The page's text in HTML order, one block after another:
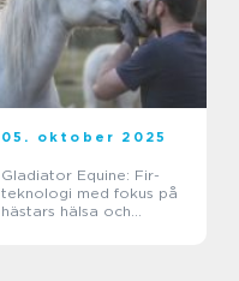
05. oktober 2025
Gladiator Equine: Fir-
teknologi med fokus på
hästars hälsa och